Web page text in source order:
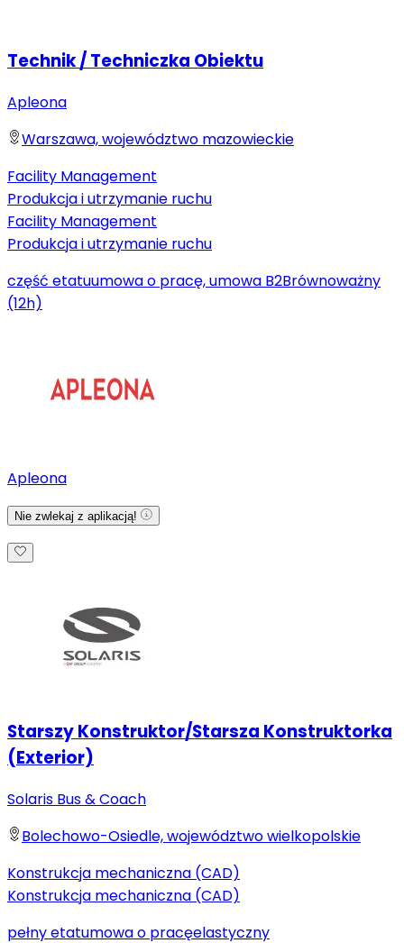
Technik / Techniczka Obiektu
Apleona
Warszawa, województwo mazowieckie
Facility Management
Produkcja i utrzymanie ruchu
Facility Management
Produkcja i utrzymanie ruchu
część etatuumowa o pracę, umowa B2Brównoważny
(12h)
Apleona
Nie zwlekaj z aplikacją!
Starszy Konstruktor/Starsza Konstruktorka
(Exterior)
Solaris Bus & Coach
Bolechowo-Osiedle, województwo wielkopolskie
Konstrukcja mechaniczna (CAD)
Konstrukcja mechaniczna (CAD)
pełny etatumowa o pracęelastyczny